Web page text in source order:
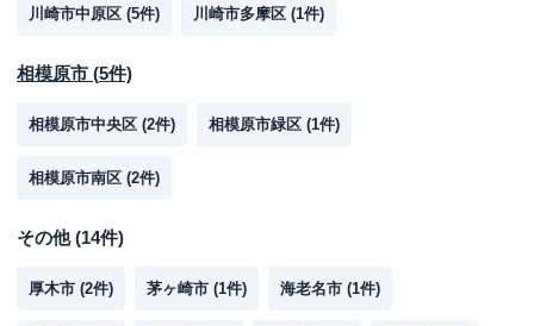
川崎市中原区 (5件) 川崎市多摩区 (1件)
相模原市 (5件)
相模原市中央区 (2件) 相模原市緑区 (1件)
相模原市南区 (2件)
その他(14件)
厚木市 (2件) 茅ヶ崎市 (1件) 海老名市 (1件)